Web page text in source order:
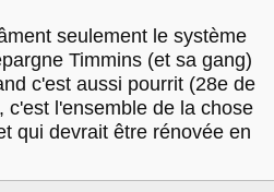
seulement le système
Timmins (et sa gang)
c'est aussi pourrit (28e de
c'est l'ensemble de la chose
qui devrait être rénovée en